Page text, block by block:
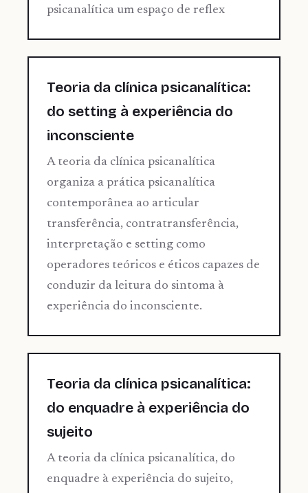
psicanalítica um espaço de reflex
Teoria da clínica psicanalítica:
do setting à experiência do
inconsciente
A teoria da clínica psicanalítica
organiza a prática psicanalítica
contemporânea ao articular
transferência, contratransferência,
interpretação e setting como
operadores teóricos e éticos capazes de
conduzir da leitura do sintoma à
experiência do inconsciente.
Teoria da clínica psicanalítica:
do enquadre à experiência do
sujeito
A teoria da clínica psicanalítica, do
enquadre à experiência do sujeito,